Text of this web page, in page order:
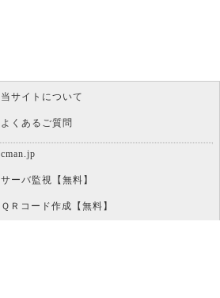
当サイトについて
よくあるご質問
cman.jp
サーバ監視【無料】
ＱＲコード作成【無料】